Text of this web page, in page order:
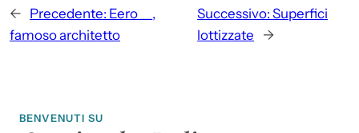
← Precedente: Eero __,
famoso architetto
Successivo: Superfici
lottizzate
→
BENVENUTI SU